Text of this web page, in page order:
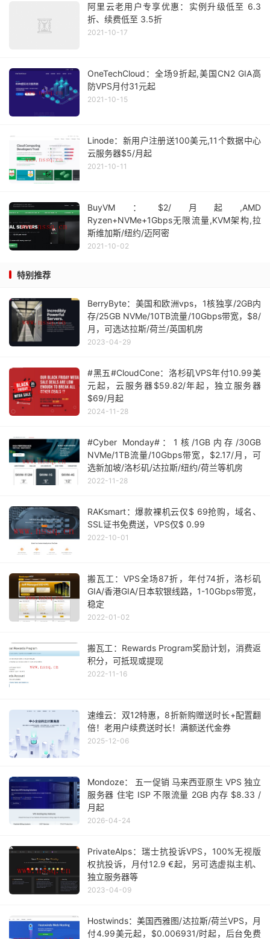
阿里云老用户专享优惠：实例升级低至 6.3
折、续费低至 3.5折
2021-10-17
OneTechCloud：全场9折起,美国CN2 GIA高
防VPS月付31元起
2021-10-15
Linode：新用户注册送100美元,11个数据中心
云服务器$5/月起
2021-10-11
BuyVM：$2/月起,AMD
Ryzen+NVMe+1Gbps无限流量,KVM架构,拉
斯维加斯/纽约/迈阿密
2021-10-02
特别推荐
BerryByte：美国和欧洲vps，1核独享/2GB内
存/25GB NVMe/10TB流量/10Gbps带宽，$8/
月，可选达拉斯/荷兰/英国机房
2023-04-29
#黑五#CloudCone：洛杉矶VPS年付10.99美
元起，云服务器$59.82/年起，独立服务器
$69/月起
2024-11-28
#Cyber Monday#：1核/1GB内存/30GB
NVMe/1TB流量/10Gbps带宽，$2.17/月，可
选新加坡/洛杉矶/达拉斯/纽约/荷兰等机房
2022-11-28
RAKsmart：爆款裸机云仅$ 69抢购，域名、
SSL证书免费送，VPS仅$ 0.99
2022-10-01
搬瓦工：VPS全场87折，年付74折，洛杉矶
GIA/香港GIA/日本软银线路，1-10Gbps带宽，
稳定
2022-01-02
搬瓦工：Rewards Program奖励计划，消费返
积分，可抵现或提现
2022-11-16
速维云：双12特惠，8折新购赠送时长+配置翻
倍！老用户续费送时长！满额送代金券
2025-12-06
Mondoze： 五一促销 马来西亚原生 VPS 独立
服务器 住宅 ISP 不限流量 2GB 内存 $8.33 /
月起
2026-04-24
PrivateAlps：瑞士抗投诉VPS，100%无视版
权抗投诉，月付12.9 €起，另可选虚拟主机、
独立服务器等
2023-04-09
Hostwinds：美国西雅图/达拉斯/荷兰VPS，月
付4.99美元起，$0.006931/时起，后台免费